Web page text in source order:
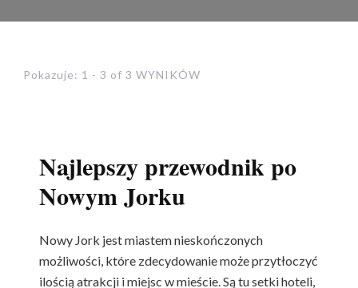
Pokazuje: 1 - 3 of 3 WYNIKÓW
Najlepszy przewodnik po
Nowym Jorku
Nowy Jork jest miastem nieskończonych
możliwości, które zdecydowanie może przytłoczyć
ilością atrakcji i miejsc w mieście. Są tu setki hoteli,